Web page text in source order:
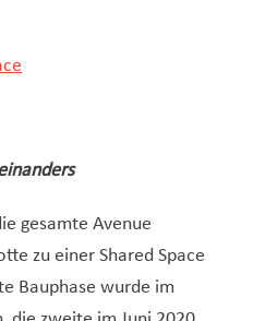
gesamte Avenue
zu einer Shared Space
Bauphase wurde im